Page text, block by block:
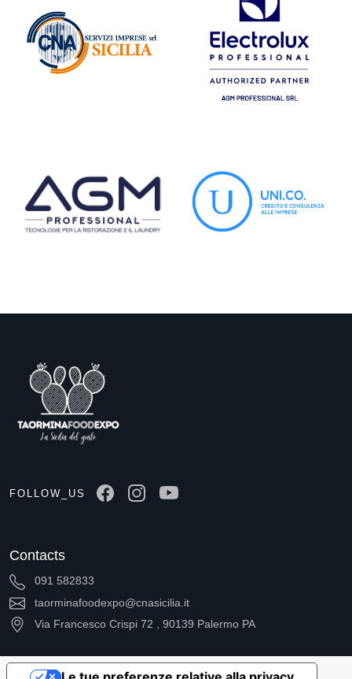
FOLLOW_US
Contacts
091 582833
taorminafoodexpo@cnasicilia.it
Via Francesco Crispi 72 , 90139 Palermo PA